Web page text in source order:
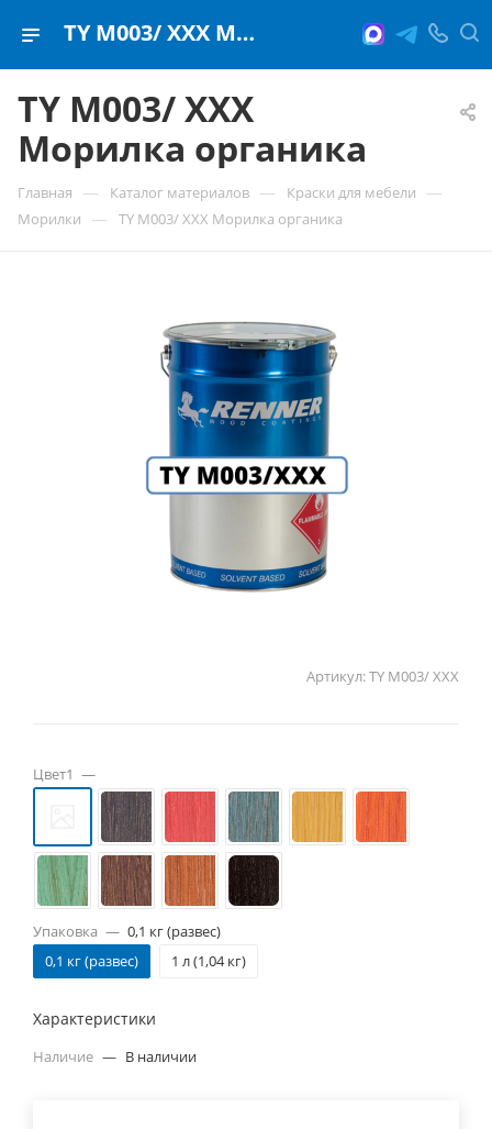
TY M003/ ХХХ Морилка органика
TY M003/ ХХХ
Морилка органика
Главная — Каталог материалов — Краски для мебели —
Морилки — TY M003/ ХХХ Морилка органика
Артикул:TY M003/ ХХХ
Цвет1 —
Упаковка — 0,1 кг (развес)
0,1 кг (развес)
1 л (1,04 кг)
Характеристики
Наличие — В наличии